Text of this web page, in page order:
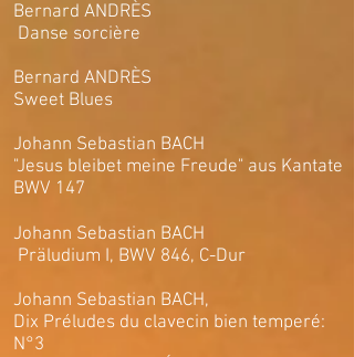
Bernard ANDRÈS
Danse sorcière
Bernard ANDRÈS
Sweet Blues
Johann Sebastian BACH
"Jesus bleibet meine Freude" aus Kantate
BWV 147
Johann Sebastian BACH
Präludium I, BWV 846, C-Dur
Johann Sebastian BACH,
Dix Préludes du clavecin bien temperé:
N°3